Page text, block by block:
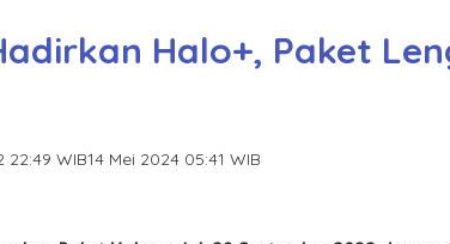
Halo+, Paket
22:49 WIB14 Mei 2024 05:41 WIB